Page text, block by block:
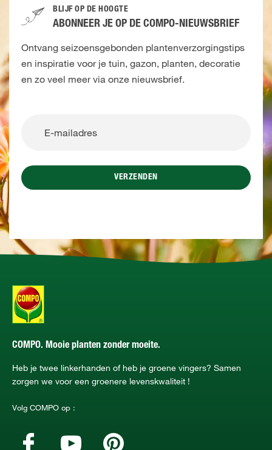
BLIJF OP DE HOOGTE
ABONNEER JE OP DE COMPO-NIEUWSBRIEF
Ontvang seizoensgebonden plantenverzorgingstips
en inspiratie voor je tuin, gazon, planten, decoratie
en zo veel meer via onze nieuwsbrief.
VERZENDEN
COMPO. Mooie planten zonder moeite.
Heb je twee linkerhanden of heb je groene vingers? Samen
zorgen we voor een groenere levenskwaliteit !
Volg COMPO op :